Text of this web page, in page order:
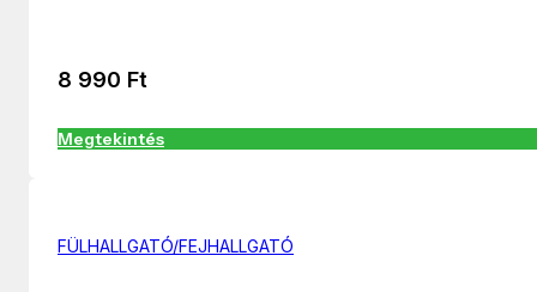
8 990 Ft
Megtekintés
FÜLHALLGATÓ/FEJHALLGATÓ